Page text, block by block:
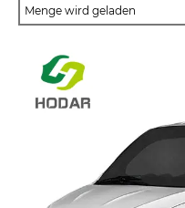
Menge wird geladen